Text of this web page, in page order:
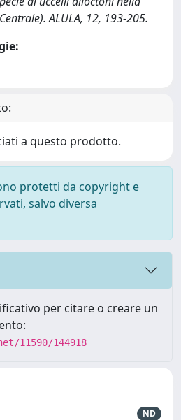
ALULA, 12, 193-205.
a questo prodotto.
protetti da copyright e
salvo diversa
per citare o creare un
11590/144918
ND